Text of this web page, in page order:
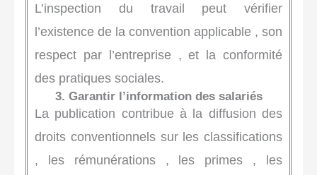
L’inspection du travail peut vérifier
l’existence de la convention applicable , son
respect par l’entreprise , et la conformité
des pratiques sociales.
3. Garantir l’information des salariés
La publication contribue à la diffusion des
droits conventionnels sur les classifications
, les rémunérations , les primes , les